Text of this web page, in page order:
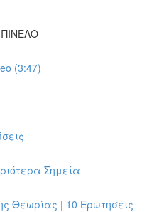
(3:47)
Σημεία
Θεωρίας | 10 Ερωτήσεις